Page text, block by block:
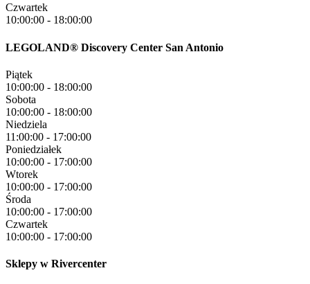
Czwartek
10:00:00 - 18:00:00
LEGOLAND® Discovery Center San Antonio
Piątek
10:00:00 - 18:00:00
Sobota
10:00:00 - 18:00:00
Niedziela
11:00:00 - 17:00:00
Poniedziałek
10:00:00 - 17:00:00
Wtorek
10:00:00 - 17:00:00
Środa
10:00:00 - 17:00:00
Czwartek
10:00:00 - 17:00:00
Sklepy w Rivercenter